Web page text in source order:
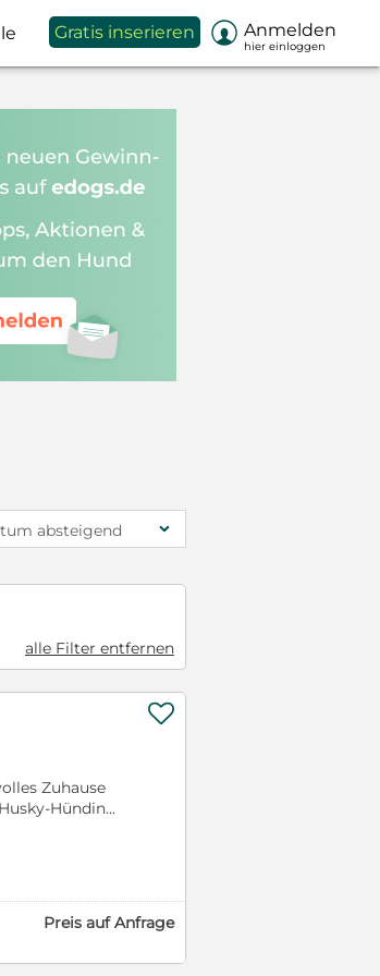
Gratis inserieren  Anmelden
hier einloggen
absteigend
alle Filter entfernen
Zuhause
Hündin
zu Menschen
und
ist geimpft,

Preis auf Anfrage